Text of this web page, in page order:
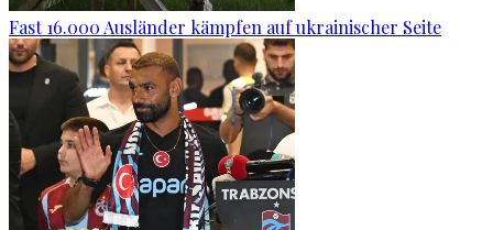
Fast 16.000 Ausländer kämpfen auf ukrainischer Seite